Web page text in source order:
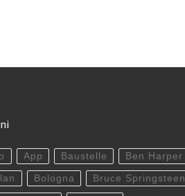
App Baustelle Ben Harper
Bologna Bruce Springsteen